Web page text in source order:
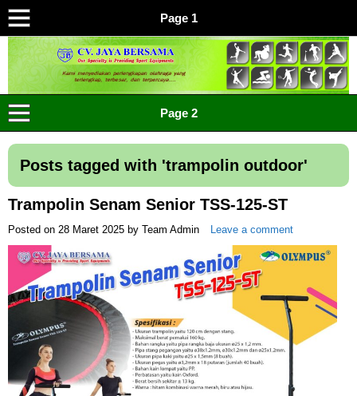
Page 1
CV JAYA BERSAMA Co Id
Menyediakan Semua Perlengkapan Olahraga Yang
Page 2
Posts tagged with 'trampolin outdoor'
Trampolin Senam Senior TSS-125-ST
Posted on 28 Maret 2025 by Team Admin Leave a comment